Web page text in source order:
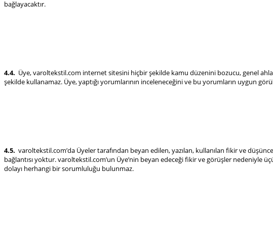
bağlayacaktır.
4.4. Üye, varoltekstil.com internet sitesini hiçbir şekilde kamu düzenini bozucu, genel
şekilde kullanamaz. Üye, yaptığı yorumlarının inceleneceğini ve bu yorumların uygun
4.5. varoltekstil.com’da Üyeler tarafından beyan edilen, yazılan, kullanılan fikir ve
bağlantısı yoktur. varoltekstil.com’un Üye’nin beyan edeceği fikir ve görüşler nedeniyle
dolayı herhangi bir sorumluluğu bulunmaz.